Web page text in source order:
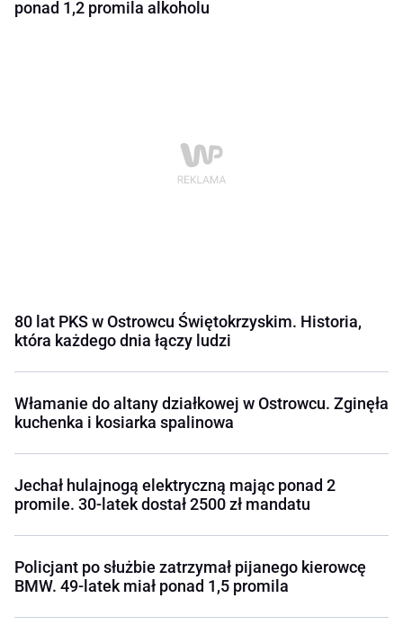
ponad 1,2 promila alkoholu
80 lat PKS w Ostrowcu Świętokrzyskim. Historia,
która każdego dnia łączy ludzi
Włamanie do altany działkowej w Ostrowcu. Zginęła
kuchenka i kosiarka spalinowa
Jechał hulajnogą elektryczną mając ponad 2
promile. 30-latek dostał 2500 zł mandatu
Policjant po służbie zatrzymał pijanego kierowcę
BMW. 49-latek miał ponad 1,5 promila